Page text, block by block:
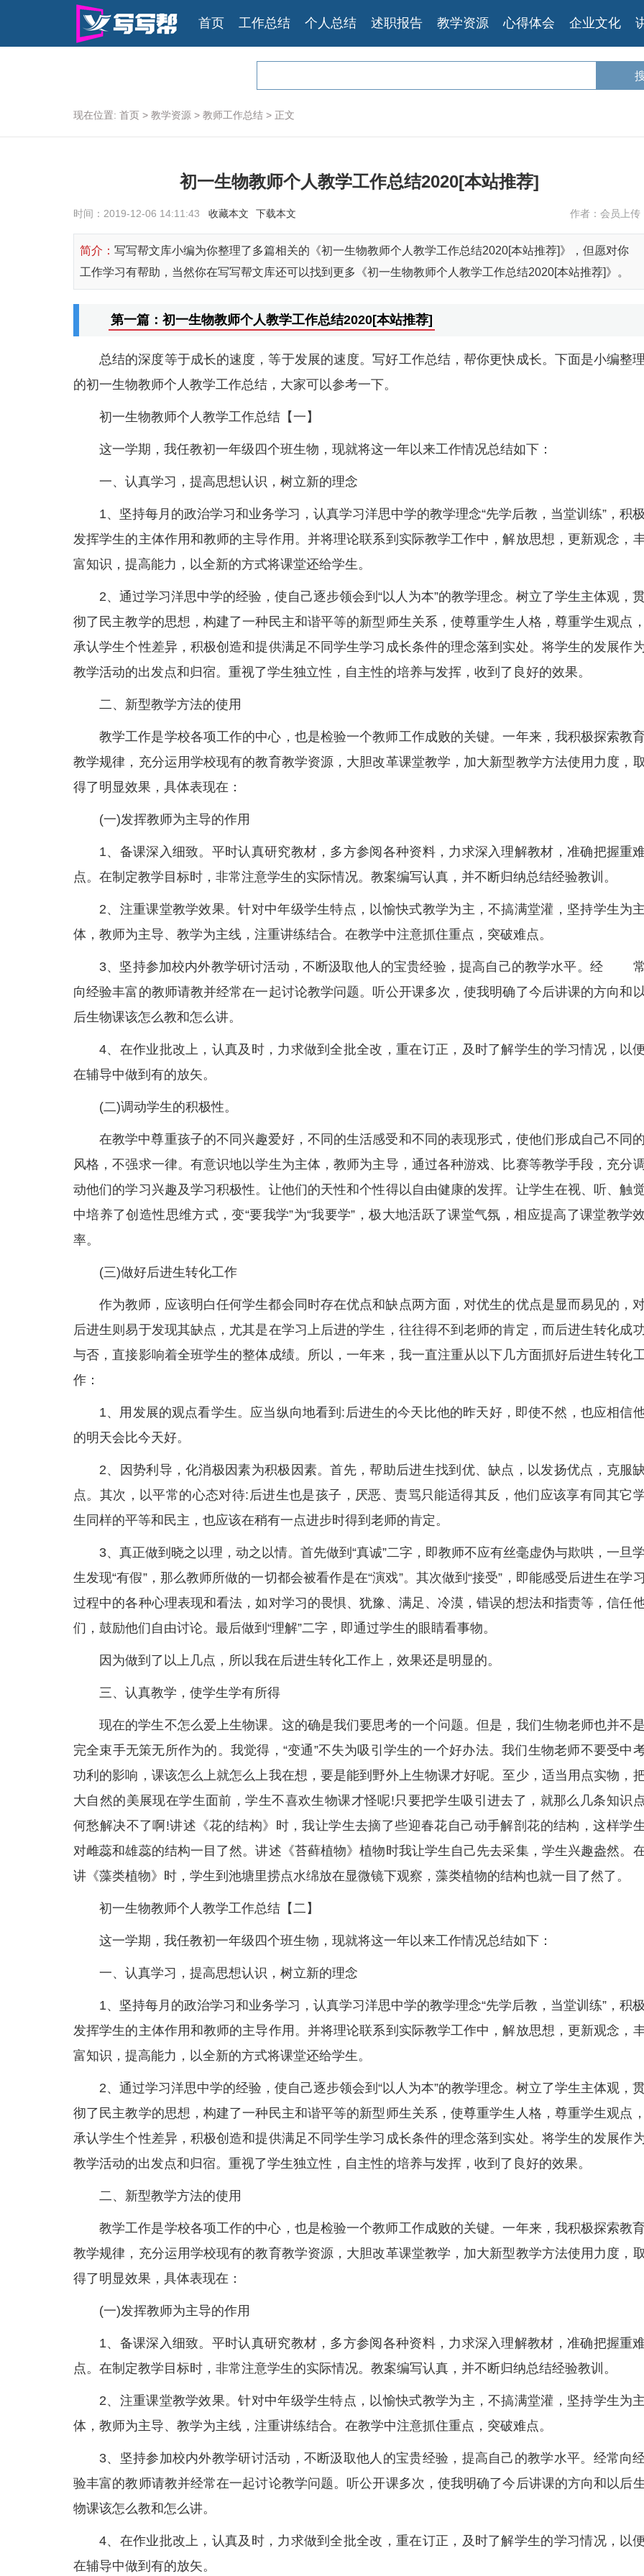
首页 工作总结 个人总结 述职报告 教学资源 心得体会 企业文化
现在位置: 首页 > 教学资源 > 教师工作总结 > 正文
初一生物教师个人教学工作总结2020[本站推荐]
时间：2019-12-06 14:11:43 收藏本文 下载本文 作者：会员上传
简介： 写写帮文库小编为你整理了多篇相关的《初一生物教师个人教学工作总结2020[本站推荐]》，但愿对你
工作学习有帮助，当然你在写写帮文库还可以找到更多《初一生物教师个人教学工作总结2020[本站推荐]》。
第一篇：初一生物教师个人教学工作总结2020[本站推荐]
总结的深度等于成长的速度，等于发展的速度。写好工作总结，帮你更快成长。下面是小编整理
的初一生物教师个人教学工作总结，大家可以参考一下。
初一生物教师个人教学工作总结【一】
这一学期，我任教初一年级四个班生物，现就将这一年以来工作情况总结如下：
一、认真学习，提高思想认识，树立新的理念
1、坚持每月的政治学习和业务学习，认真学习洋思中学的教学理念“先学后教，当堂训练”，积极
发挥学生的主体作用和教师的主导作用。并将理论联系到实际教学工作中，解放思想，更新观念，
富知识，提高能力，以全新的方式将课堂还给学生。
2、通过学习洋思中学的经验，使自己逐步领会到“以人为本”的教学理念。树立了学生主体观，
彻了民主教学的思想，构建了一种民主和谐平等的新型师生关系，使尊重学生人格，尊重学生观点，
承认学生个性差异，积极创造和提供满足不同学生学习成长条件的理念落到实处。将学生的发展作
教学活动的出发点和归宿。重视了学生独立性，自主性的培养与发挥，收到了良好的效果。
二、新型教学方法的使用
教学工作是学校各项工作的中心，也是检验一个教师工作成败的关键。一年来，我积极探索教育
教学规律，充分运用学校现有的教育教学资源，大胆改革课堂教学，加大新型教学方法使用力度，取
得了明显效果，具体表现在：
(一)发挥教师为主导的作用
1、备课深入细致。平时认真研究教材，多方参阅各种资料，力求深入理解教材，准确把握重
点。在制定教学目标时，非常注意学生的实际情况。教案编写认真，并不断归纳总结经验教训。
2、注重课堂教学效果。针对中年级学生特点，以愉快式教学为主，不搞满堂灌，坚持学生为主
体，教师为主导、教学为主线，注重讲练结合。在教学中注意抓住重点，突破难点。
3、坚持参加校内外教学研讨活动，不断汲取他人的宝贵经验，提高自己的教学水平。经 常
向经验丰富的教师请教并经常在一起讨论教学问题。听公开课多次，使我明确了今后讲课的方向和
后生物课该怎么教和怎么讲。
4、在作业批改上，认真及时，力求做到全批全改，重在订正，及时了解学生的学习情况，以便
在辅导中做到有的放矢。
(二)调动学生的积极性。
在教学中尊重孩子的不同兴趣爱好，不同的生活感受和不同的表现形式，使他们形成自己不同的
风格，不强求一律。有意识地以学生为主体，教师为主导，通过各种游戏、比赛等教学手段，充分调
动他们的学习兴趣及学习积极性。让他们的天性和个性得以自由健康的发挥。让学生在视、听、触
中培养了创造性思维方式，变“要我学”为“我要学”，极大地活跃了课堂气氛，相应提高了课堂教学效
率。
(三)做好后进生转化工作
作为教师，应该明白任何学生都会同时存在优点和缺点两方面，对优生的优点是显而易见的，
后进生则易于发现其缺点，尤其是在学习上后进的学生，往往得不到老师的肯定，而后进生转化成
与否，直接影响着全班学生的整体成绩。所以，一年来，我一直注重从以下几方面抓好后进生转化
作：
1、用发展的观点看学生。应当纵向地看到:后进生的今天比他的昨天好，即使不然，也应相信
的明天会比今天好。
2、因势利导，化消极因素为积极因素。首先，帮助后进生找到优、缺点，以发扬优点，克服缺
点。其次，以平常的心态对待:后进生也是孩子，厌恶、责骂只能适得其反，他们应该享有同其它
生同样的平等和民主，也应该在稍有一点进步时得到老师的肯定。
3、真正做到晓之以理，动之以情。首先做到“真诚”二字，即教师不应有丝毫虚伪与欺哄，一旦学
生发现“有假”，那么教师所做的一切都会被看作是在“演戏”。其次做到“接受”，即能感受后进生在学习
过程中的各种心理表现和看法，如对学习的畏惧、犹豫、满足、冷漠，错误的想法和指责等，信任
们，鼓励他们自由讨论。最后做到“理解”二字，即通过学生的眼睛看事物。
因为做到了以上几点，所以我在后进生转化工作上，效果还是明显的。
三、认真教学，使学生学有所得
现在的学生不怎么爱上生物课。这的确是我们要思考的一个问题。但是，我们生物老师也并不是
完全束手无策无所作为的。我觉得，“变通”不失为吸引学生的一个好办法。我们生物老师不要受中
功利的影响，课该怎么上就怎么上我在想，要是能到野外上生物课才好呢。至少，适当用点实物，
大自然的美展现在学生面前，学生不喜欢生物课才怪呢!只要把学生吸引进去了，就那么几条知识点
何愁解决不了啊!讲述《花的结构》时，我让学生去摘了些迎春花自己动手解剖花的结构，这样学生
对雌蕊和雄蕊的结构一目了然。讲述《苔藓植物》植物时我让学生自己先去采集，学生兴趣盎然。
讲《藻类植物》时，学生到池塘里捞点水绵放在显微镜下观察，藻类植物的结构也就一目了然了。
初一生物教师个人教学工作总结【二】
这一学期，我任教初一年级四个班生物，现就将这一年以来工作情况总结如下：
一、认真学习，提高思想认识，树立新的理念
1、坚持每月的政治学习和业务学习，认真学习洋思中学的教学理念“先学后教，当堂训练”，积极
发挥学生的主体作用和教师的主导作用。并将理论联系到实际教学工作中，解放思想，更新观念，
富知识，提高能力，以全新的方式将课堂还给学生。
2、通过学习洋思中学的经验，使自己逐步领会到“以人为本”的教学理念。树立了学生主体观，
彻了民主教学的思想，构建了一种民主和谐平等的新型师生关系，使尊重学生人格，尊重学生观点，
承认学生个性差异，积极创造和提供满足不同学生学习成长条件的理念落到实处。将学生的发展作
教学活动的出发点和归宿。重视了学生独立性，自主性的培养与发挥，收到了良好的效果。
二、新型教学方法的使用
教学工作是学校各项工作的中心，也是检验一个教师工作成败的关键。一年来，我积极探索教育
教学规律，充分运用学校现有的教育教学资源，大胆改革课堂教学，加大新型教学方法使用力度，取
得了明显效果，具体表现在：
(一)发挥教师为主导的作用
1、备课深入细致。平时认真研究教材，多方参阅各种资料，力求深入理解教材，准确把握重
点。在制定教学目标时，非常注意学生的实际情况。教案编写认真，并不断归纳总结经验教训。
2、注重课堂教学效果。针对中年级学生特点，以愉快式教学为主，不搞满堂灌，坚持学生为主
体，教师为主导、教学为主线，注重讲练结合。在教学中注意抓住重点，突破难点。
3、坚持参加校内外教学研讨活动，不断汲取他人的宝贵经验，提高自己的教学水平。经常向
验丰富的教师请教并经常在一起讨论教学问题。听公开课多次，使我明确了今后讲课的方向和以后生
物课该怎么教和怎么讲。
4、在作业批改上，认真及时，力求做到全批全改，重在订正，及时了解学生的学习情况，以便
在辅导中做到有的放矢。